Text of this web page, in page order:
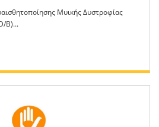
Μυικής Δυστροφίας
B)...